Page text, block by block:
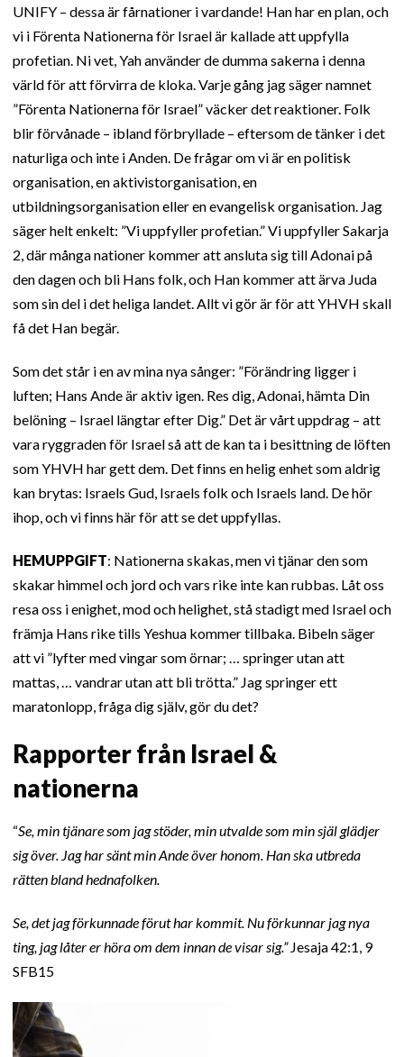
UNIFY – dessa är fårnationer i vardande! Han har en plan, och
vi i Förenta Nationerna för Israel är kallade att uppfylla
profetian. Ni vet, Yah använder de dumma sakerna i denna
värld för att förvirra de kloka. Varje gång jag säger namnet
”Förenta Nationerna för Israel” väcker det reaktioner. Folk
blir förvånade – ibland förbryllade – eftersom de tänker i det
naturliga och inte i Anden. De frågar om vi är en politisk
organisation, en aktivistorganisation, en
utbildningsorganisation eller en evangelisk organisation. Jag
säger helt enkelt: ”Vi uppfyller profetian.” Vi uppfyller Sakarja
2, där många nationer kommer att ansluta sig till Adonai på
den dagen och bli Hans folk, och Han kommer att ärva Juda
som sin del i det heliga landet. Allt vi gör är för att YHVH skall
få det Han begär.
Som det står i en av mina nya sånger: ”Förändring ligger i
luften; Hans Ande är aktiv igen. Res dig, Adonai, hämta Din
belöning – Israel längtar efter Dig.” Det är vårt uppdrag – att
vara ryggraden för Israel så att de kan ta i besittning de löften
som YHVH har gett dem. Det finns en helig enhet som aldrig
kan brytas: Israels Gud, Israels folk och Israels land. De hör
ihop, och vi finns här för att se det uppfyllas.
HEMUPPGIFT: Nationerna skakas, men vi tjänar den som
skakar himmel och jord och vars rike inte kan rubbas. Låt oss
resa oss i enighet, mod och helighet, stå stadigt med Israel och
främja Hans rike tills Yeshua kommer tillbaka. Bibeln säger
att vi ”lyfter med vingar som örnar; … springer utan att
mattas, … vandrar utan att bli trötta.” Jag springer ett
maratonlopp, fråga dig själv, gör du det?
Rapporter från Israel &
nationerna
“Se, min tjänare som jag stöder, min utvalde som min själ glädjer
sig över. Jag har sänt min Ande över honom. Han ska utbreda
rätten bland hednafolken.
Se, det jag förkunnade förut har kommit. Nu förkunnar jag nya
ting, jag låter er höra om dem innan de visar sig.” Jesaja 42:1, 9
SFB15